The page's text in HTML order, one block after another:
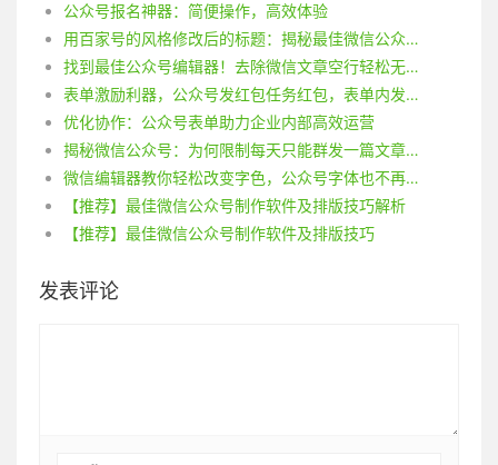
公众号报名神器：简便操作，高效体验
用百家号的风格修改后的标题：揭秘最佳微信公众号制作软件及排版技巧
找到最佳公众号编辑器！去除微信文章空行轻松无压力！
表单激励利器，公众号发红包任务红包，表单内发送闪电红包操作方式完全解析！
优化协作：公众号表单助力企业内部高效运营
揭秘微信公众号：为何限制每天只能群发一篇文章？
微信编辑器教你轻松改变字色，公众号字体也不再单调！
【推荐】最佳微信公众号制作软件及排版技巧解析
【推荐】最佳微信公众号制作软件及排版技巧
发表评论